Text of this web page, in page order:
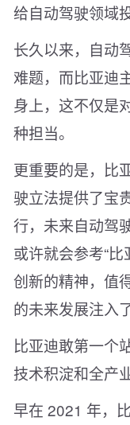
给自动驾驶领域
长久以来，自动
难题，而比亚迪
身上，这不仅是
种担当。
更重要的是，比
驶立法提供了宝
行，未来自动驾
或许就会参考“
创新的精神，值
的未来发展注入
比亚迪敢第一个
技术积淀和全产
早在 2021 年，